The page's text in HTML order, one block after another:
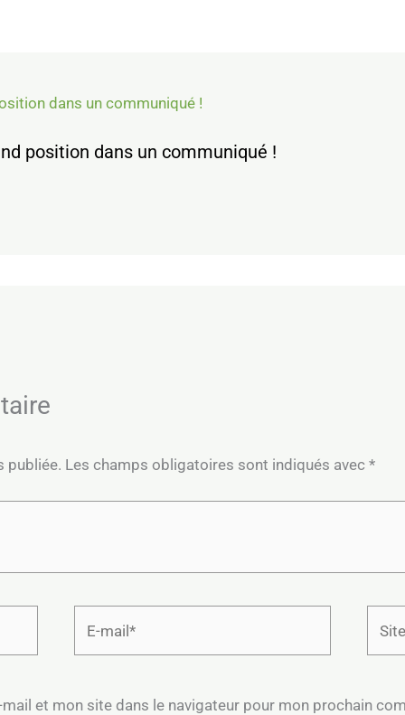
position dans un communiqué !
publiée. Les champs obligatoires sont indiqués avec*
et mon site dans le navigateur pour mon prochain